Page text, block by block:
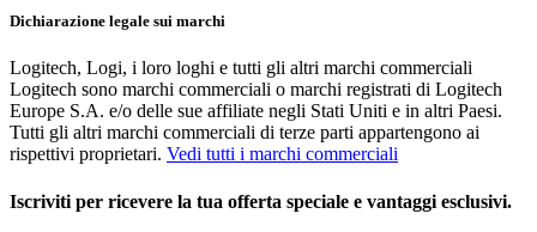
Dichiarazione legale sui marchi
Logitech, Logi, i loro loghi e tutti gli altri marchi commerciali
Logitech sono marchi commerciali o marchi registrati di Logitech
Europe S.A. e/o delle sue affiliate negli Stati Uniti e in altri Paesi.
Tutti gli altri marchi commerciali di terze parti appartengono ai
rispettivi proprietari. Vedi tutti i marchi commerciali
Iscriviti per ricevere la tua offerta speciale e vantaggi esclusivi.